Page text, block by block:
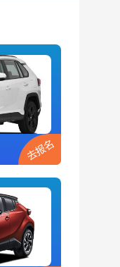
去报名